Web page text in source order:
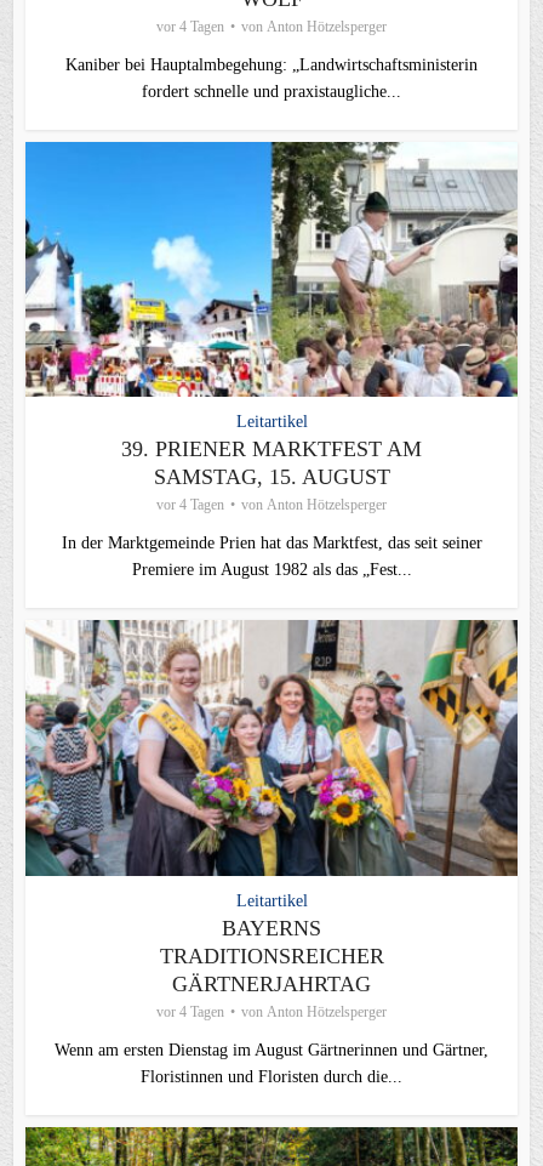
vor 4 Tagen von Anton Hötzelsperger
Kaniber bei Hauptalmbegehung: „Landwirtschaftsministerin
fordert schnelle und praxistaugliche...
Leitartikel
39. PRIENER MARKTFEST AM
SAMSTAG, 15. AUGUST
vor 4 Tagen von Anton Hötzelsperger
In der Marktgemeinde Prien hat das Marktfest, das seit seiner
Premiere im August 1982 als das „Fest...
Leitartikel
BAYERNS
TRADITIONSREICHER
GÄRTNERJAHRTAG
vor 4 Tagen von Anton Hötzelsperger
Wenn am ersten Dienstag im August Gärtnerinnen und Gärtner,
Floristinnen und Floristen durch die...